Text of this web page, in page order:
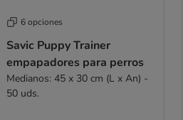
6 opciones
Savic Puppy Trainer
empapadores para perros
Medianos: 45 x 30 cm (L x An) -
50 uds.